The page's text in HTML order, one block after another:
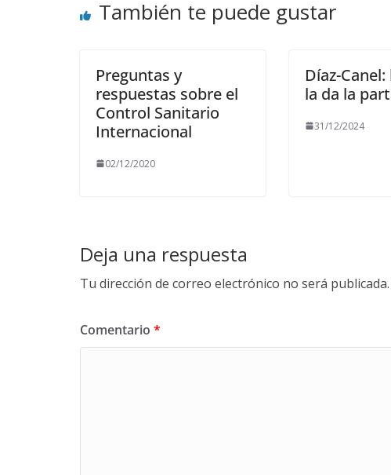
También te puede gustar
Preguntas y
respuestas sobre el
Control Sanitario
Internacional
02/12/2020
Díaz-
la da la
31/12/2024
Deja una respuesta
Tu dirección de correo electrónico no será publicada.
Comentario *